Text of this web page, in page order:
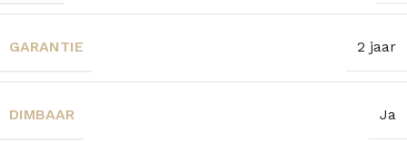
GARANTIE 2 jaar
DIMBAAR Ja